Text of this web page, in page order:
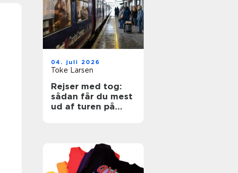
04. juli 2026
Toke Larsen
Rejser med tog:
sådan får du mest
ud af turen på